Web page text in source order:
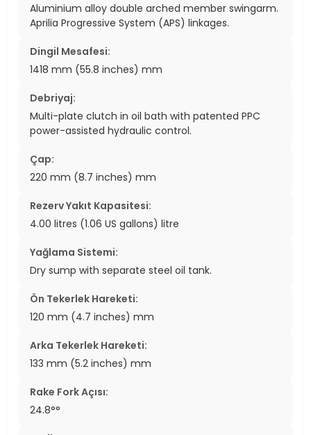
Aluminium alloy double arched member swingarm.
Aprilia Progressive System (APS) linkages.
Dingil Mesafesi:
1418 mm (55.8 inches) mm
Debriyaj:
Multi-plate clutch in oil bath with patented PPC
power-assisted hydraulic control.
Çap:
220 mm (8.7 inches) mm
Rezerv Yakıt Kapasitesi:
4.00 litres (1.06 US gallons) litre
Yağlama Sistemi:
Dry sump with separate steel oil tank.
Ön Tekerlek Hareketi:
120 mm (4.7 inches) mm
Arka Tekerlek Hareketi:
133 mm (5.2 inches) mm
Rake Fork Açısı:
24.8°°